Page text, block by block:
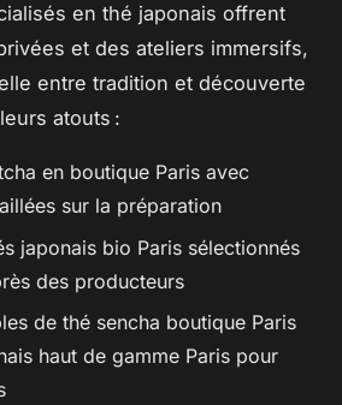
en thé japonais offrent
et des ateliers immersifs,
entre tradition et découverte
atouts :
en boutique Paris avec
sur la préparation
japonais bio Paris sélectionnés
des producteurs
de thé sencha boutique Paris
haut de gamme Paris pour